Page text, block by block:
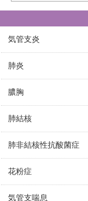
気管支炎
肺炎
膿胸
肺結核
肺非結核性抗酸菌症
花粉症
気管支喘息